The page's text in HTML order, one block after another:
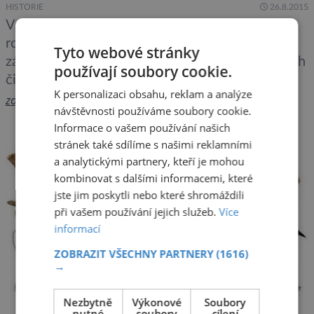
HISTORIE 26.8.2015
V současné době odhad hmotnosti a tělesných
rozměrů vyhynulých savců probíhá buď na
základě porovnání s tělesnou stavbou příbuzných
či podobných žijících druhů nebo pomocí 3D
počítačových modelů a simulací. Obě metody
jsou otevřené interpretaci, což často znamená, že
výsledky jsou pouhým odhadem. Vědci
z univerzity v Manchesteru nyní vytvořili
algoritmus, který kombinuje obě metody. Program
pracuje na základě […]
zobrazit více >>
Tyto webové stránky
používají soubory cookie.
K personalizaci obsahu, reklam a analýze
návštěvnosti používáme soubory cookie.
Informace o vašem používání našich
stránek také sdílíme s našimi reklamními
a analytickými partnery, kteří je mohou
kombinovat s dalšími informacemi, které
jste jim poskytli nebo které shromáždili
při vašem používání jejich služeb.Více
informací
ZOBRAZIT VŠECHNY PARTNERY(1616)
→
Nezbytně
Výkonové
Soubory